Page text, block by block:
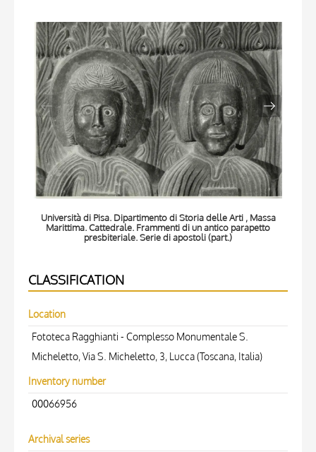
Università di Pisa. Dipartimento di Storia delle Arti , Massa
Marittima. Cattedrale. Frammenti di un antico parapetto
presbiteriale. Serie di apostoli (part.)
CLASSIFICATION
Location
Fototeca Ragghianti - Complesso Monumentale S.
Micheletto, Via S. Micheletto, 3, Lucca (Toscana, Italia)
Inventory number
00066956
Archival series